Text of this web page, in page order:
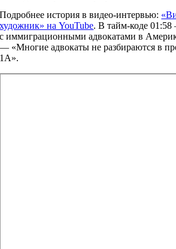
Подробнее история в видео-интервью:
художник» на YouTube. В тайм-коде 01:58
с иммиграционными адвокатами в
— «Многие адвокаты не разбираются в
1A».